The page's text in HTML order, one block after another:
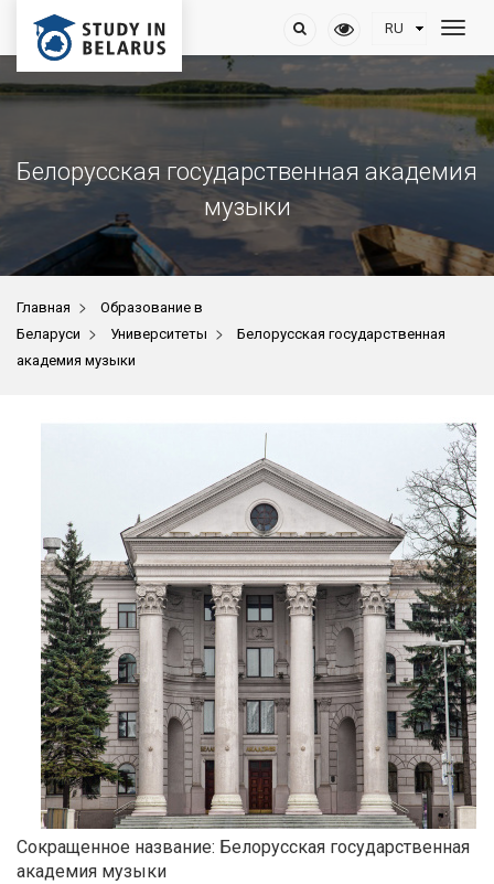
Белорусская государственная академия
музыки
Главная >
Образование в
Беларуси > Университеты >
Белорусская государственная
академия музыки
Сокращенное название: Белорусская государственная
академия музыки